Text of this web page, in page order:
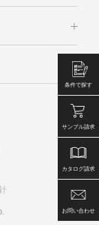
条件で探す
サンプル請求
カタログ請求
お問い合わせ